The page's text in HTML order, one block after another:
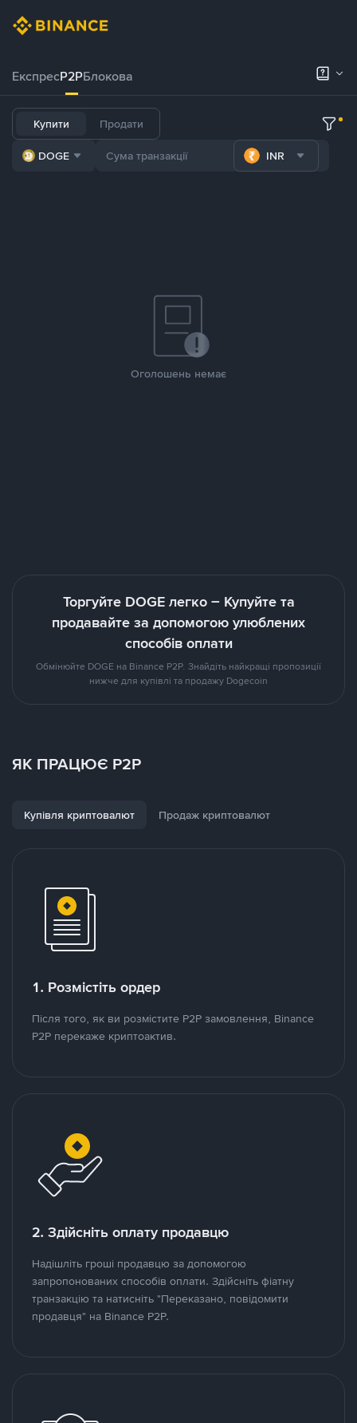
ЕкспресP2PБлокова
Купити Продати
DOGE INR
Оголошень немає
Торгуйте DOGE легко – Купуйте та
продавайте за допомогою улюблених
способів оплати
Обмінюйте DOGE на Binance P2P. Знайдіть найкращі пропозиції
нижче для купівлі та продажу Dogecoin
ЯК ПРАЦЮЄ P2P
Купівля криптовалют Продаж криптовалют
1. Розмістіть ордер
Після того, як ви розмістите P2P замовлення, Binance
P2P перекаже криптоактив.
2. Здійсніть оплату продавцю
Надішліть гроші продавцю за допомогою
запропонованих способів оплати. Здійсніть фіатну
транзакцію та натисніть "Переказано, повідомити
продавця" на Binance P2P.